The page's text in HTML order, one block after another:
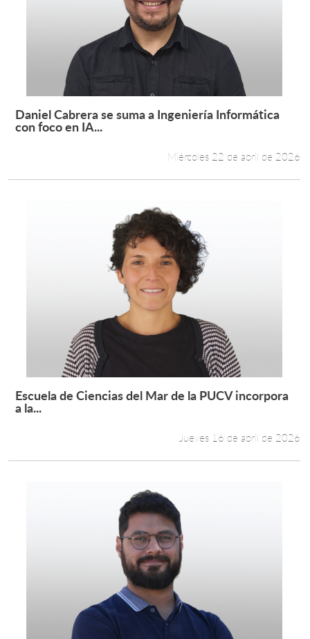
Leer más +
Daniel Cabrera se suma a Ingeniería Informática
con foco en IA...
Miércoles 22 de abril de 2026
Leer más +
Escuela de Ciencias del Mar de la PUCV incorpora
a la...
Jueves 16 de abril de 2026